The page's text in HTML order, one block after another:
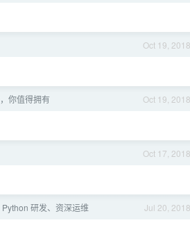
Oct 19, 2018
Oct 19, 2018
你值得拥有
Oct 17, 2018
Jul 20, 2018
研发、资深运维